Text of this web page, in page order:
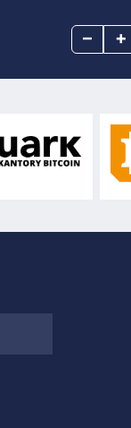
– +